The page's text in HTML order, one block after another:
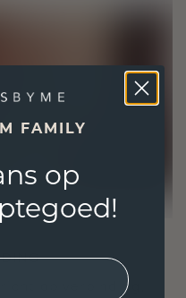
op verbinding,
FAMILY
op